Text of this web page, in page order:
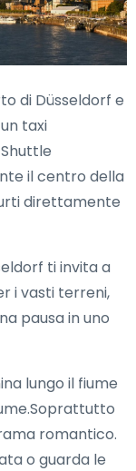
di Düsseldorf e
taxi
il centro della
direttamente
ti invita a
i vasti terreni,
pausa in uno
lungo il fiume
romantico.
o guarda le